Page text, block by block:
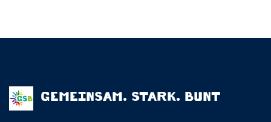
GEMEINSAM. STARK. BUNT